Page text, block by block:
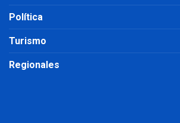
Política
Turismo
Regionales